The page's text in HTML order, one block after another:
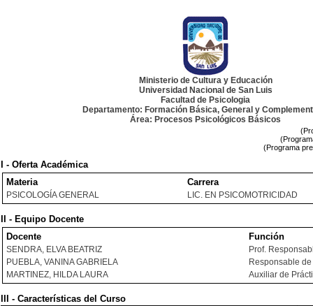
Ministerio de Cultura y Educación
Universidad Nacional de San Luis
Facultad de Psicologia
Departamento: Formación Básica, General y
Área: Procesos Psicológicos Básicos
(Programa
I - Oferta Académica
Materia
Carrera
PSICOLOGÍA GENERAL LIC. EN PSICOMOTRICIDAD
II - Equipo Docente
Docente
Función
SENDRA, ELVA BEATRIZ
Prof.
PUEBLA, VANINA GABRIELA
Responsable
MARTINEZ, HILDA LAURA
Auxiliar de
III - Características del Curso